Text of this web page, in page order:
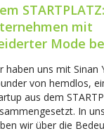
mit
Mode
haben uns mit Sinan
von hemdlos,
aus dem
In
wir über die